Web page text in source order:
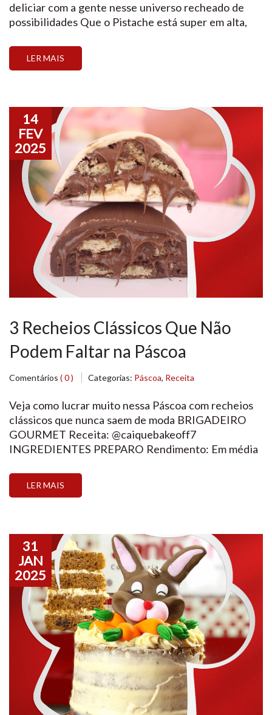
deliciar com a gente nesse universo recheado de
possibilidades Que o Pistache está super em alta,
oleaginosa vai ser o carro chefe de muita gente, […]
LER MAIS
3 Recheios Clássicos Que Não
Podem Faltar na Páscoa
Comentários ( 0 ) Categorias: Páscoa, Receita
Veja como lucrar muito nessa Páscoa com recheios
clássicos que nunca saem de moda BRIGADEIRO
GOURMET Receita: @caiquebakeoff7
INGREDIENTES PREPARO Rendimento: Em média
refrigerado ou 90 dias congelado a -18°C RECHEIO
DE MARACUJÁ Receita: @sandraozeas
Receita: @chefeanacosta INGREDIENTES
PREPARO […]
LER MAIS
14
FEV
2025
31
JAN
2025